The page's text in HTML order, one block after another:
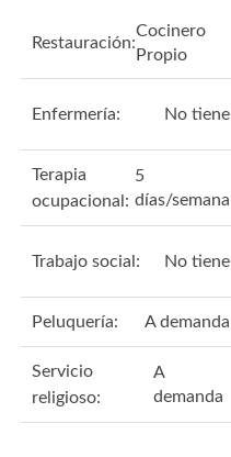
Restauración:
Cocinero
Propio
Enfermería: No tiene
Terapia
ocupacional:
5
días/semana
Trabajo social: No tiene
Peluquería: A demanda
Servicio
religioso:
A
demanda